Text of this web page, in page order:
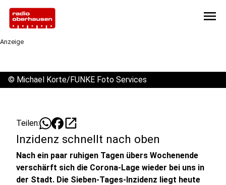
menu
Anzeige
© Michael Korte/FUNKE Foto Services
Teilen: open_in_new
Inzidenz schnellt nach oben
Nach ein paar ruhigen Tagen übers Wochenende
verschärft sich die Corona-Lage wieder bei uns in
der Stadt. Die Sieben-Tages-Inzidenz liegt heute